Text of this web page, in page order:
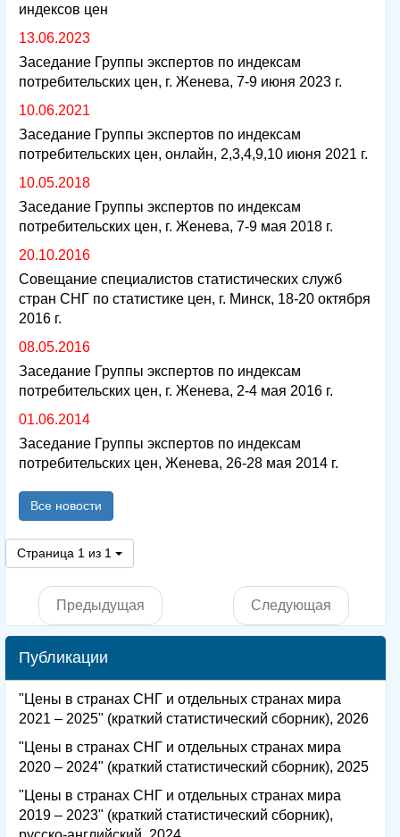
индексов цен
13.06.2023
Заседание Группы экспертов по индексам
потребительских цен, г. Женева, 7-9 июня 2023 г.
10.06.2021
Заседание Группы экспертов по индексам
потребительских цен, онлайн, 2,3,4,9,10 июня 2021 г.
10.05.2018
Заседание Группы экспертов по индексам
потребительских цен, г. Женева, 7-9 мая 2018 г.
20.10.2016
Совещание специалистов статистических служб
стран СНГ по статистике цен, г. Минск, 18-20 октября
2016 г.
08.05.2016
Заседание Группы экспертов по индексам
потребительских цен, г. Женева, 2-4 мая 2016 г.
01.06.2014
Заседание Группы экспертов по индексам
потребительских цен, Женева, 26-28 мая 2014 г.
Все новости
Страница 1 из 1
Предыдущая Следующая
Публикации
"Цены в странах СНГ и отдельных странах мира
2021 – 2025" (краткий статистический сборник), 2026
"Цены в странах СНГ и отдельных странах мира
2020 – 2024" (краткий статистический сборник), 2025
"Цены в странах СНГ и отдельных странах мира
2019 – 2023" (краткий статистический сборник),